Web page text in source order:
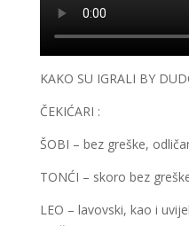
KAKO SU IGRALI BY
ČEKIĆARI :
ŠOBI – bez greške,
TONĆI – skoro bez
LEO – lavovski, kao i